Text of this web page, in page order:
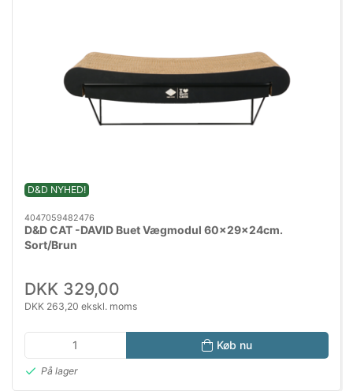
D&D NYHED!
4047059482476
D&D CAT -DAVID Buet Vægmodul 60x29x24cm.
Sort/Brun
DKK 329,00
DKK 263,20 ekskl. moms
Køb nu
På lager